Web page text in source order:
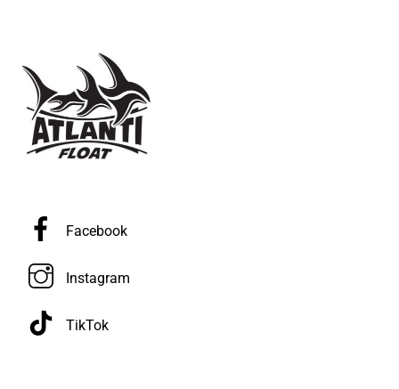
Facebook
Instagram
TikTok